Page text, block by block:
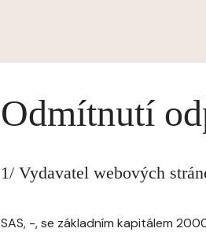
Odmítnutí
1/ Vydavatel webových
SAS, -, se základním kapitálem